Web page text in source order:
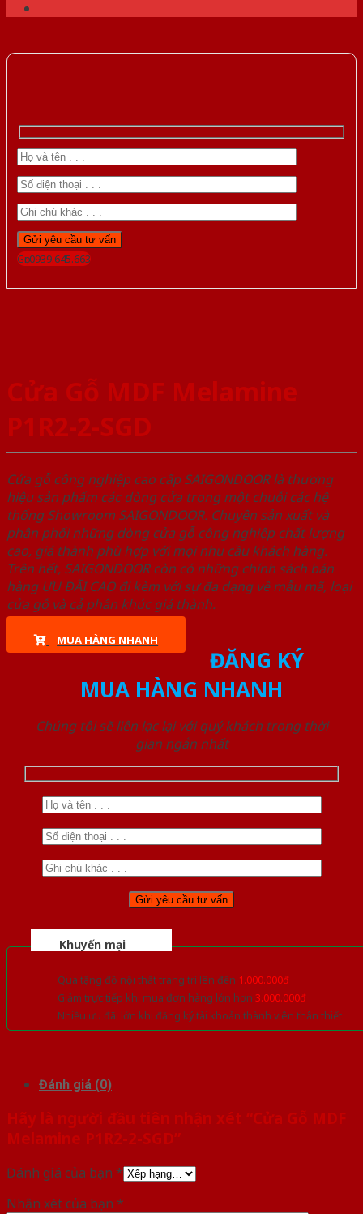
Gọi 0939.645.663
Cửa Gỗ MDF Melamine
P1R2-2-SGD
Cửa gỗ công nghiệp cao cấp SAIGONDOOR là thương
hiệu sản phẩm các dòng cửa trong một chuỗi các hệ
thống Showroom SAIGONDOOR. Chuyên sản xuất và
phân phối những dòng cửa gỗ công nghiệp chất lượng
cao, giá thành phù hợp với mọi nhu cầu khách hàng.
Trên hết, SAIGONDOOR còn có những chính sách bán
hàng ƯU ĐÃI CAO đi kèm với sự đa dạng về mẫu mã, loại
cửa gỗ và cả phân khúc giá thành.
MUA HÀNG NHANH
ĐĂNG KÝ
MUA HÀNG NHANH
Chúng tôi sẽ liên lạc lại với quý khách trong thời
gian ngắn nhất
Khuyến mại
Quà tặng đồ nội thất trang trí lên đến 1.000.000đ
Giảm trực tiếp khi mua đơn hàng lớn hơn 3.000.000đ
Nhiều ưu đãi lớn khi đăng ký tài khoản thành viên thân thiết
Đánh giá (0)
Hãy là người đầu tiên nhận xét “Cửa Gỗ MDF
Melamine P1R2-2-SGD”
Đánh giá của bạn *
Nhận xét của bạn *